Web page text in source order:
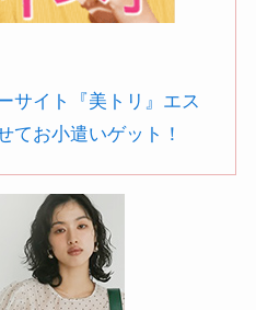
サイト『美トリ』エス
てお小遣いゲット！